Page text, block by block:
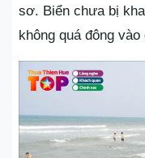
sơ. Biển chưa bị
không quá đông